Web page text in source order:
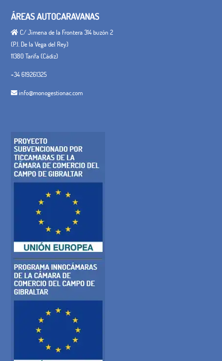
ÁREAS AUTOCARAVANAS
C/ Jimena de la Frontera 314 buzón 2
(P.I. De la Vega del Rey)
11380 Tarifa (Cádiz)
+34 619261325
info@monogestionac.com